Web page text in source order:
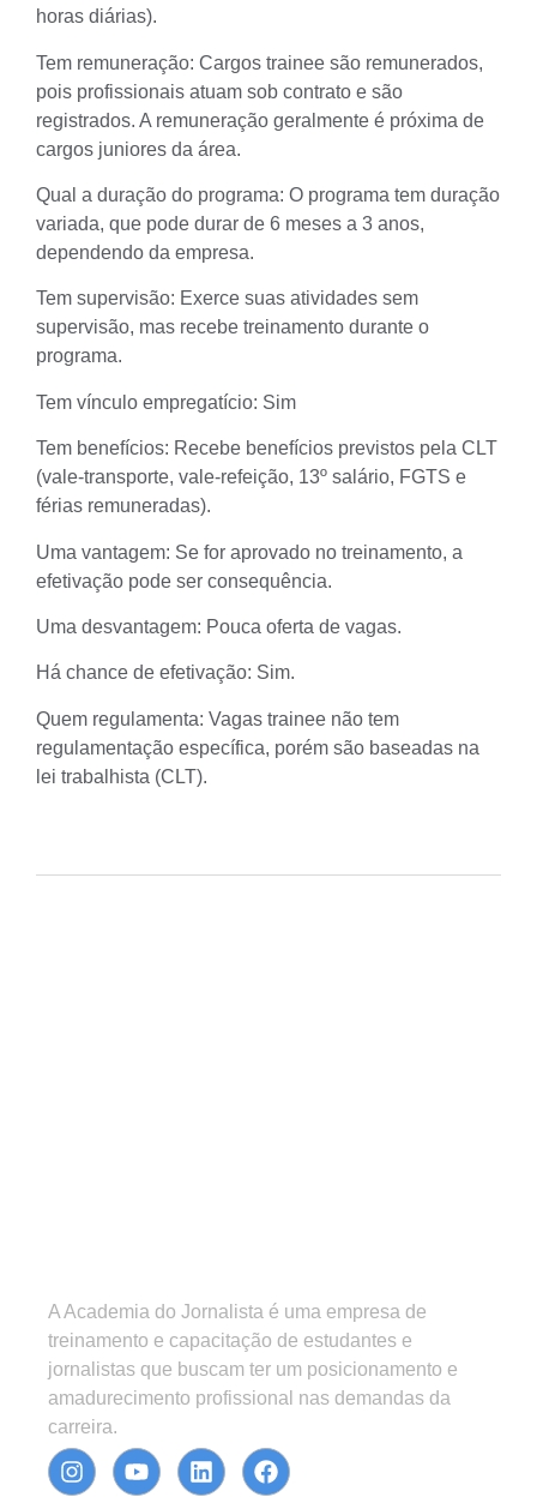
horas diárias).
Tem remuneração: Cargos trainee são remunerados,
pois profissionais atuam sob contrato e são
registrados. A remuneração geralmente é próxima de
cargos juniores da área.
Qual a duração do programa: O programa tem duração
variada, que pode durar de 6 meses a 3 anos,
dependendo da empresa.
Tem supervisão: Exerce suas atividades sem
supervisão, mas recebe treinamento durante o
programa.
Tem vínculo empregatício: Sim
Tem benefícios: Recebe benefícios previstos pela CLT
(vale-transporte, vale-refeição, 13º salário, FGTS e
férias remuneradas).
Uma vantagem: Se for aprovado no treinamento, a
efetivação pode ser consequência.
Uma desvantagem: Pouca oferta de vagas.
Há chance de efetivação: Sim.
Quem regulamenta: Vagas trainee não tem
regulamentação específica, porém são baseadas na
lei trabalhista (CLT).
A Academia do Jornalista é uma empresa de
treinamento e capacitação de estudantes e
jornalistas que buscam ter um posicionamento e
amadurecimento profissional nas demandas da
carreira.